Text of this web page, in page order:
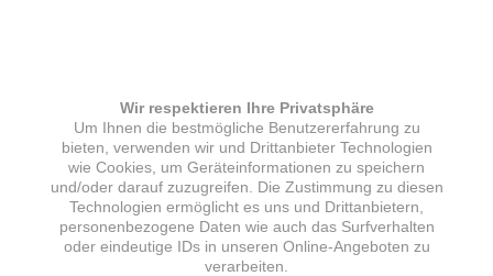
Wir respektieren Ihre Privatsphäre
Um Ihnen die bestmögliche Benutzererfahrung zu
bieten, verwenden wir und Drittanbieter Technologien
wie Cookies, um Geräteinformationen zu speichern
und/oder darauf zuzugreifen. Die Zustimmung zu diesen
Technologien ermöglicht es uns und Drittanbietern,
personenbezogene Daten wie auch das Surfverhalten
oder eindeutige IDs in unseren Online-Angeboten zu
verarbeiten.